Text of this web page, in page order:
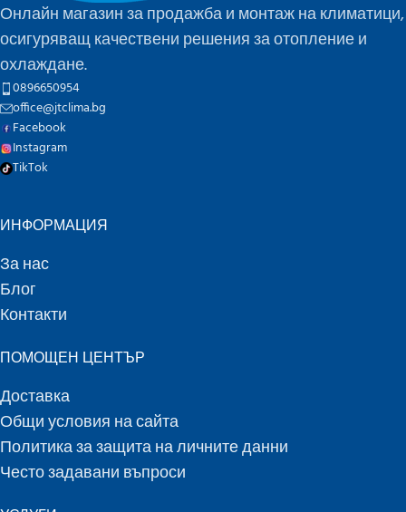
Онлайн магазин за продажба и монтаж на климатици,
осигуряващ качествени решения за отопление и
охлаждане.
0896650954
office@jtclima.bg
Facebook
Instagram
TikTok
ИНФОРМАЦИЯ
За нас
Блог
Контакти
ПОМОЩЕН ЦЕНТЪР
Доставка
Общи условия на сайта
Политика за защита на личните данни
Често задавани въпроси